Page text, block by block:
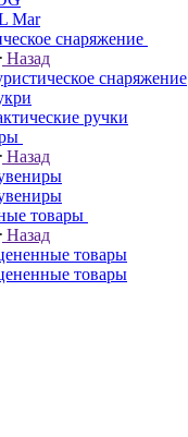
Mar
снаряжение
Назад
снаряжение
ручки
Назад
товары
Назад
товары
товары